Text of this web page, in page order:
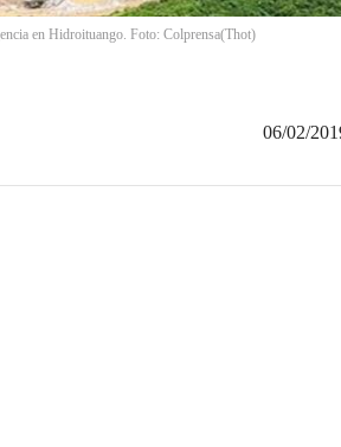
en Hidroituango. Foto: Colprensa(Thot)
06/02/